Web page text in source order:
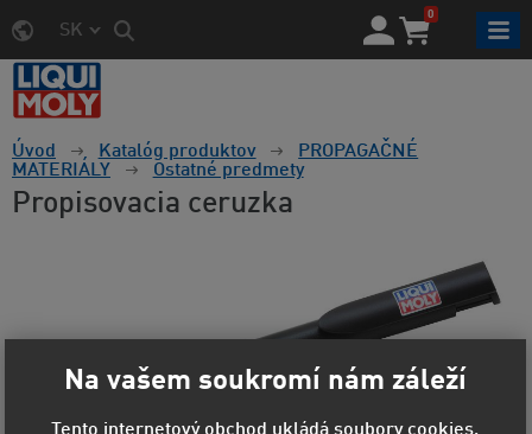
SK
0
Úvod Katalóg produktov
PROPAGAČNÉ
MATERIÁLY
Ostatné predmety
Propisovacia ceruzka
Na vašem soukromí nám záleží